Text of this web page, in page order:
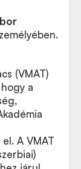
(VMAT)
a
A VMAT